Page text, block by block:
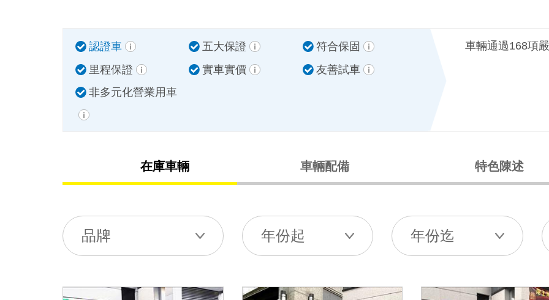
認證車 五大保證
符合保固
里程保證
實車實價
友善試車
非多元化營業用車
車輛通過168項
在庫車輛 車輛配備 特色陳述